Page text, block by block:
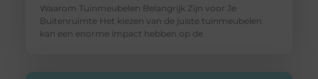
Waarom Tuinmeubelen Belangrijk Zijn voor Je
Buitenruimte Het kiezen van de juiste tuinmeubelen
kan een enorme impact hebben op de